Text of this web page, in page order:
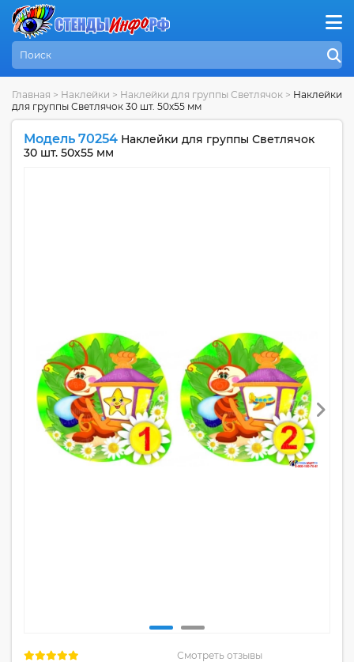
Главная > Наклейки > Наклейки для группы Светлячок > Наклейки
для группы Светлячок 30 шт. 50х55 мм
Модель 70254 Наклейки для группы Светлячок
30 шт. 50х55 мм
Смотреть отзывы